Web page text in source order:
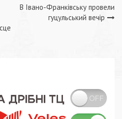
В Івано-Франківську провели
гуцульський вечір